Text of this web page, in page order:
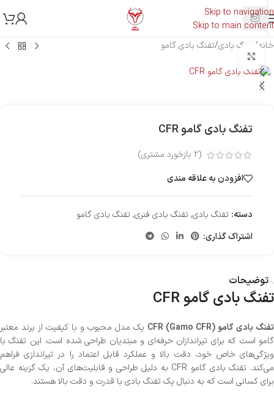
Skip to navigation
Skip to main content
خانه/ تفنگ بادی/تفنگ بادی گامو
تفنگ بادی گامو CFR
(
2 بازخورد مشتری)
افزودن به علاقه مندی
دسته: تفنگ بادی, تفنگ بادی فنری, تفنگ بادی گامو
اشتراک گذاری:
توضیحات
تفنگ بادی گامو CFR
تفنگ بادی گامو CFR (Gamo CFR)
یک مدل محبوب و با کیفیت از برند معتبر
گامو است که برای تیراندازان حرفه‌ای و مبتدیان طراحی شده است. این تفنگ با
ویژگی‌های خاص خود، دقت بالا و عملکرد قابل اعتماد را در تیراندازی فراهم
می‌کند. تفنگ بادی گامو CFR به دلیل طراحی و قابلیت‌های آن، یک گزینه عالی
برای کسانی است که به دنبال یک تفنگ بادی با قدرت و دقت بالا هستند.